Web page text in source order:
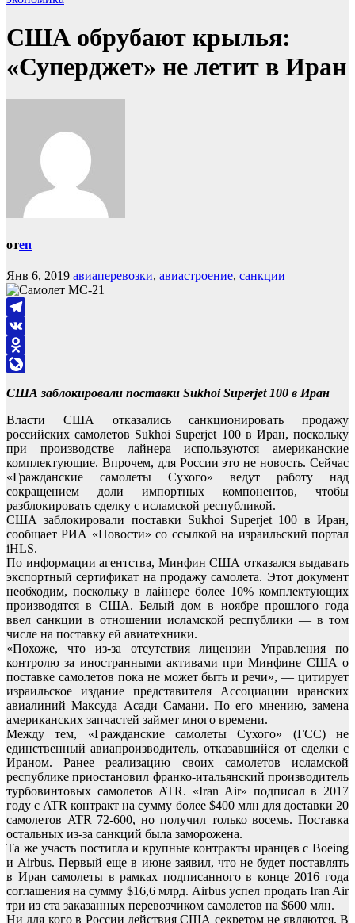
США обрубают крылья:
«Суперджет» не летит в Иран
отen
Янв 6, 2019 авиаперевозки, авиастроение, санкции
Telegram
VK
Odnoklassniki
США заблокировали поставки Sukhoi Superjet 100 в Иран
Власти США отказались санкционировать продажу
российских самолетов Sukhoi Superjet 100 в Иран, поскольку
при производстве лайнера используются американские
комплектующие. Впрочем, для России это не новость. Сейчас
«Гражданские самолеты Сухого» ведут работу над
сокращением доли импортных компонентов, чтобы
разблокировать сделку с исламской республикой.
США заблокировали поставки Sukhoi Superjet 100 в Иран,
сообщает РИА «Новости» со ссылкой на израильский портал
iHLS.
По информации агентства, Минфин США отказался выдавать
экспортный сертификат на продажу самолета. Этот документ
необходим, поскольку в лайнере более 10% комплектующих
производятся в США. Белый дом в ноябре прошлого года
ввел санкции в отношении исламской республики — в том
числе на поставку ей авиатехники.
«Похоже, что из-за отсутствия лицензии Управления по
контролю за иностранными активами при Минфине США о
поставке самолетов пока не может быть и речи», — цитирует
израильское издание представителя Ассоциации иранских
авиалиний Максуда Асади Самани. По его мнению, замена
американских запчастей займет много времени.
Между тем, «Гражданские самолеты Сухого» (ГСС) не
единственный авиапроизводитель, отказавшийся от сделки с
Ираном. Ранее реализацию своих самолетов исламской
республике приостановил франко-итальянский производитель
турбовинтовых самолетов ATR. «Iran Air» подписал в 2017
году с ATR контракт на сумму более $400 млн для доставки 20
самолетов ATR 72-600, но получил только восемь. Поставка
остальных из-за санкций была заморожена.
Та же участь постигла и крупные контракты иранцев с Boeing
и Airbus. Первый еще в июне заявил, что не будет поставлять
в Иран самолеты в рамках подписанного в конце 2016 года
соглашения на сумму $16,6 млрд. Airbus успел продать Iran Air
три из ста заказанных перевозчиком самолетов на $600 млн.
Ни для кого в России действия США секретом не являются. В